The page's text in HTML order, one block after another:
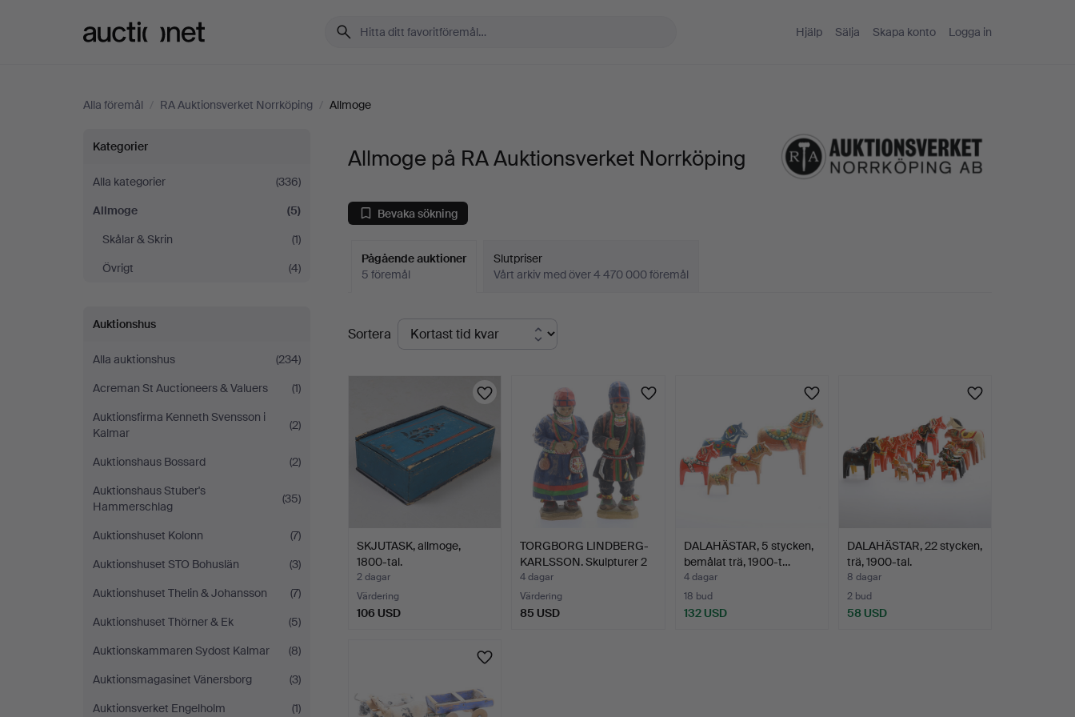
Hjälp Sälja Skapa konto Logga in
Alla föremål / RA Auktionsverket Norrköping / Allmoge
Allmoge
på
RA
Auktionsverket
Kategorier
Alla kategorier
(336)
Allmoge
(5)
Skålar & Skrin
(1)
Övrigt
(4)
Auktionshus
Alla auktionshus
(234)
Acreman St Auctioneers & Valuers
(1)
Auktionsfirma Kenneth Svensson i
Kalmar
(2)
Auktionshaus Bossard
(2)
Auktionshaus Stuber's
Hammerschlag
(35)
Auktionshuset Kolonn
(7)
Auktionshuset STO Bohuslän
(3)
Auktionshuset Thelin & Johansson
(7)
Auktionshuset Thörner & Ek
(5)
Auktionskammaren Sydost Kalmar
(8)
Auktionsmagasinet Vänersborg
(3)
Auktionsverket Engelholm
(1)
Allmoge på RA Auktionsverket Norrköping
Bevaka sökning
Pågående auktioner
5 föremål
Slutpriser
Vårt arkiv med över 4 470 000 föremål
Pågående
auktioner
Sortera
SKJUTASK, allmoge,
1800-tal.
2 dagar
Värdering
106 USD
TORGBORG LINDBERG-
KARLSSON. Skulpturer 2
s…
4 dagar
Värdering
85 USD
DALAHÄSTAR, 5 stycken,
bemålat trä, 1900-t…
4 dagar
18 bud
132 USD
DALAHÄSTAR, 22 stycken,
trä, 1900-tal.
8 dagar
2 bud
58 USD